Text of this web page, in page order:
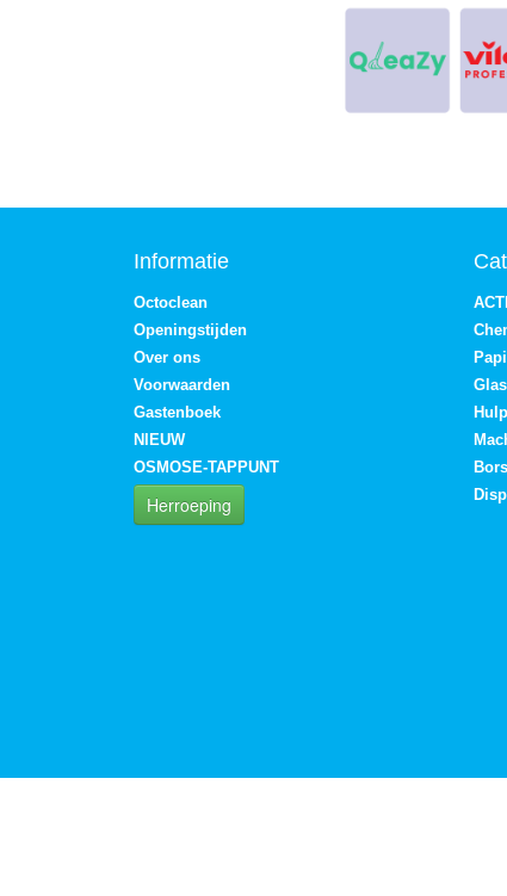
Informatie
Octoclean
Openingstijden
Over ons
Voorwaarden
Gastenboek
NIEUW
OSMOSE-TAPPUNT
Herroeping